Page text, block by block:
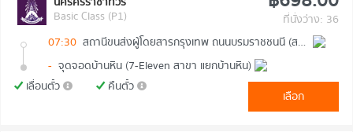
Basic Class (P1)
ที่นั่งว่าง: 36
07:30
สถานีขนส่งผู้โดยสารกรุงเทพ ถนนบรมราชชนนี (สายใต้ใหม่)
- จุดจอดบ้านหิน (7-Eleven สาขา แยกบ้านหิน)
เลื่อนตั๋ว
คืนตั๋ว
เลือก